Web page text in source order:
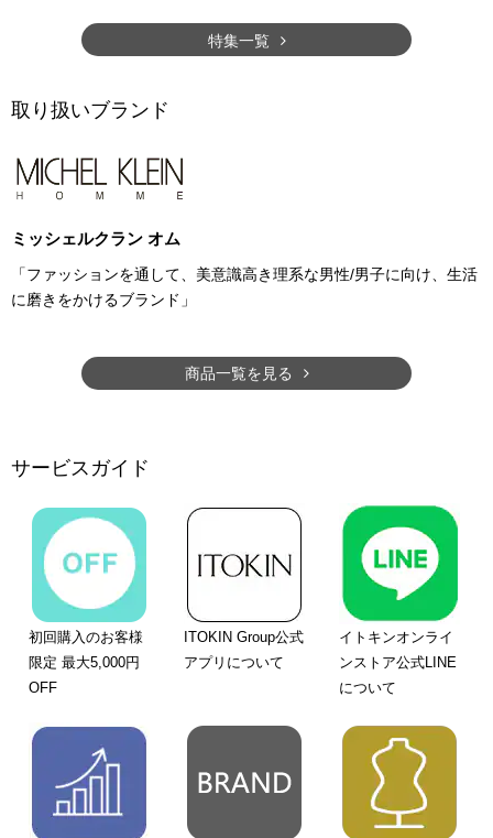
特集一覧
取り扱いブランド
ミッシェルクラン オム
「ファッションを通して、美意識高き理系な男性/男子に向け、生活
に磨きをかけるブランド」
商品一覧を見る
サービスガイド
初回購入のお客様
限定 最大5,000円
OFF
ITOKIN Group公式
アプリについて
イトキンオンライ
ンストア公式LINE
について